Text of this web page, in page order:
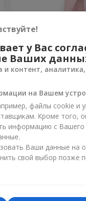
Букет "Океан
1 399 грн
у Вас
Ваших
и контент,
на Вашем
файлы cookie и
Кроме того,
информацию с Вашего
Ваши данные на
свой выбор позже